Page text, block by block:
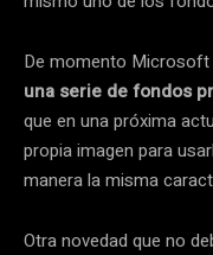
De momento Microsoft
una serie de fondos
que en una próxima
propia imagen para
manera la misma
Otra novedad que no